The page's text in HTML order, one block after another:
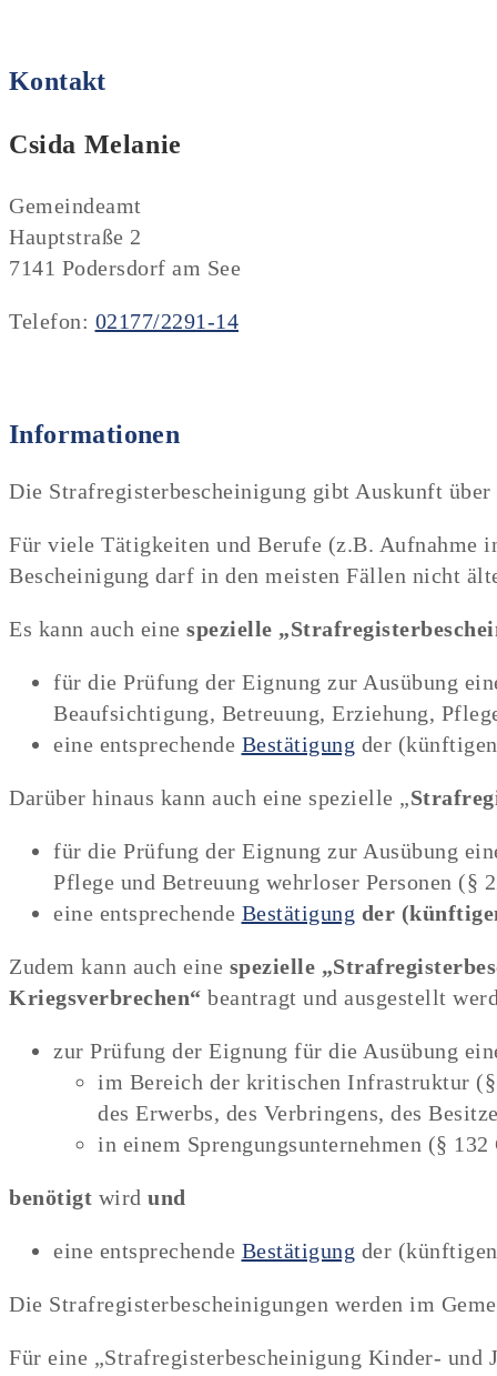
Kontakt
Csida Melanie
Gemeindeamt
Hauptstraße 2
7141 Podersdorf am See
Telefon: 02177/2291-14
Informationen
Die Strafregisterbescheinigung gibt Auskunft
Für viele Tätigkeiten und Berufe (z.B. Aufnahme
Bescheinigung darf in den meisten Fällen nicht
Es kann auch eine spezielle
für die Prüfung der Eignung zur Ausübung
Beaufsichtigung, Betreuung, Erziehung,
eine entsprechende Bestätigung der
Darüber hinaus kann auch eine spezielle „
für die Prüfung der Eignung zur Ausübung
Pflege und Betreuung wehrloser Personen (§
eine entsprechende Bestätigung der
Zudem kann auch eine spezielle
Kriegsverbrechen“ beantragt und ausgestellt
zur Prüfung der Eignung für die Ausübung
im Bereich der kritischen Infrastruktur (§
des Erwerbs, des Verbringens, des
in einem Sprengungsunternehmen (§
benötigt wird und
eine entsprechende Bestätigung der
Die Strafregisterbescheinigungen werden im
Für eine „Strafregisterbescheinigung Kinder- und